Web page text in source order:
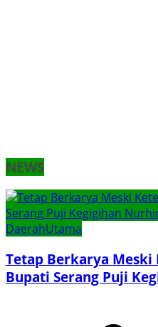
NEWS
DaerahUtama
Tetap Berkarya Meski
Bupati Serang Puji